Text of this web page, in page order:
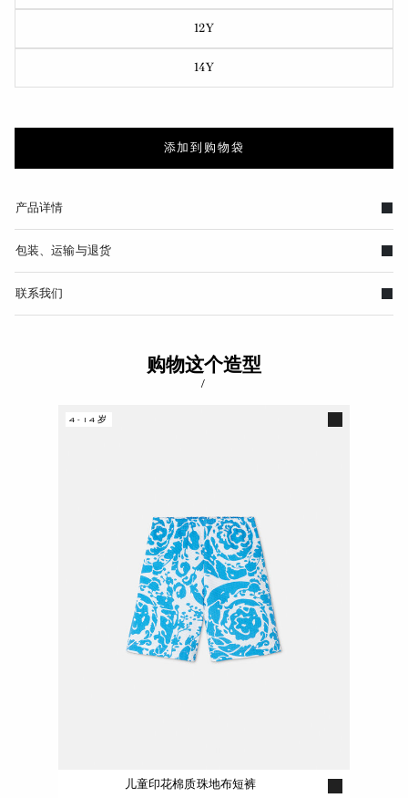
12Y
14Y
添加到购物袋
产品详情
包装、运输与退货
联系我们
购物这个造型
/
儿童印花棉质珠地布短裤
4-14岁